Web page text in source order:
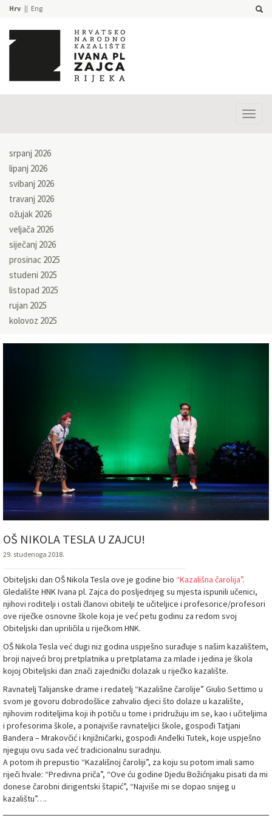
Hrv Eng
srpanj 2026
lipanj 2026
svibanj 2026
travanj 2026
ožujak 2026
veljača 2026
siječanj 2026
prosinac 2025
studeni 2025
listopad 2025
rujan 2025
kolovoz 2025
OŠ NIKOLA TESLA U ZAJCU!
29. studenoga 2018.
Obiteljski dan OŠ Nikola Tesla ove je godine bio “Kazališna čarolija”.
Gledalište HNK Ivana pl. Zajca do posljednjeg su mjesta ispunili učenici,
njihovi roditelji i ostali članovi obitelji te učiteljice i profesorice/profesori
ove riječke osnovne škole koja je već petu godinu za redom svoj
Obiteljski dan upriličila u riječkom HNK.
OŠ Nikola Tesla već dugi niz godina uspješno surađuje s našim kazalištem,
broji najveći broj pretplatnika u pretplatama za mlade i jedina je škola
kojoj Obiteljski dan znači zajednički dolazak u riječko kazalište.
Ravnatelj Talijanske drame i redatelj “Kazališne čarolije” Giulio Settimo u
svom je govoru dobrodošlice zahvalio djeci što dolaze u kazalište,
njihovim roditeljima koji ih potiču u tome i pridružuju im se, kao i učiteljima
i profesorima škole, a ponajviše ravnateljici škole, gospođi Tatjani
Bandera – Mrakovčić i knjižničarki, gospođi Anđelki Tutek, koje uspješno
njeguju ovu sada već tradicionalnu suradnju.
A potom ih prepustio “Kazališnoj čaroliji”, za koju su potom imali samo
riječi hvale: “Predivna priča”, “Ove ću godine Djedu Božićnjaku pisati da mi
donese čarobni dirigentski štapić”, “Najviše mi se dopao snijeg u
kazalištu”….